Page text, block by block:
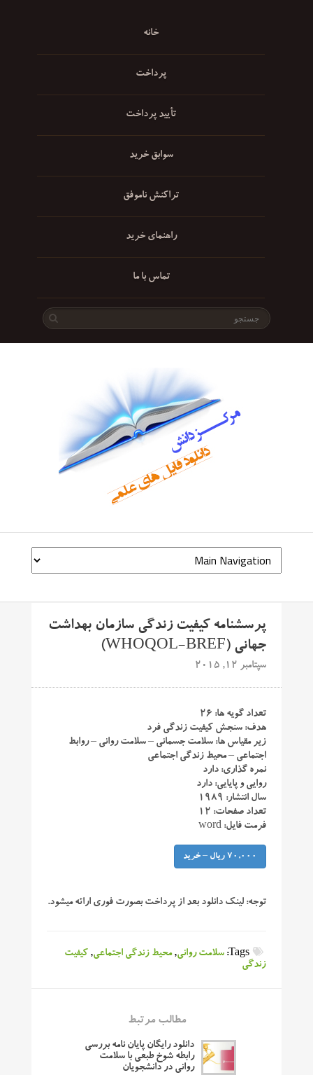
خانه
پرداخت
تأیید پرداخت
سوابق خرید
تراکنش ناموفق
راهنمای خرید
تماس با ما
پرسشنامه کیفیت زندگی سازمان بهداشت
جهانی (WHOQOL-BREF)
سپتامبر 12, 2015
تعداد گویه ها: ۲۶
هدف: سنجش کیفیت زندگی فرد
زیر مقیاس ها: سلامت جسمانی – سلامت روانی – روابط
اجتماعی – محیط زندگی اجتماعی
نمره گذاری: دارد
روایی و پایایی: دارد
سال انتشار: ۱۹۸۹
تعداد صفحات: ۱۲
فرمت فایل: word
70,000 ریال – خرید
توجه: لینک دانلود بعد از پرداخت بصورت فوری ارائه میشود.
Tags: سلامت روانی,محیط زندگی اجتماعی, کیفیت
زندگی
مطالب مرتبط
دانلود رایگان پایان نامه بررسی
رابطه شوخ طبعی با سلامت
روانی در دانشجویان